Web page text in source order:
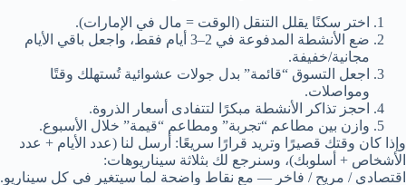
اختر سكنًا يقلل التنقل (الوقت = مال في الإمارات).
ضع الأنشطة المدفوعة في 2–3 أيام فقط، واجعل باقي الأيام
مجانية/خفيفة.
اجعل التسوق “قائمة” بدل جولات عشوائية تُستهلك وقتًا
ومواصلات.
احجز تذاكر الأنشطة مبكرًا لتتفادى أسعار الذروة.
وازن بين مطاعم “تجربة” ومطاعم “قيمة” خلال الأسبوع.
وإذا كان وقتك قصيرًا وتريد قرارًا سريعًا: أرسل لنا (عدد الأيام + عدد
الأشخاص + أسلوبك)، وسنرجع لك بثلاثة سيناريوهات:
اقتصادي / مريح / فاخر — مع نقاط واضحة لما سيتغير في كل سيناريو.